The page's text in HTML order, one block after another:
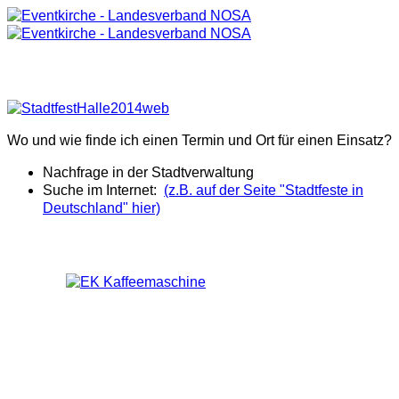
Wo und wie finde ich einen Termin und Ort für einen Einsatz?
Nachfrage in der Stadtverwaltung
Suche im Internet: (z.B. auf der Seite "Stadtfeste in
Deutschland" hier)